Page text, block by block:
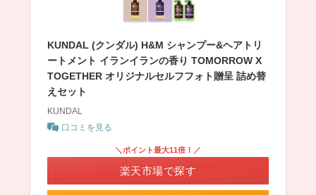
KUNDAL (クンダル) H&M シャンプー&ヘアトリ
ートメント イランイランの香り TOMORROW X
TOGETHER オリジナルセルフフォト贈呈 詰め替
えセット
KUNDAL
口コミを見る
＼ポイント最大11倍！／
楽天市場で探す